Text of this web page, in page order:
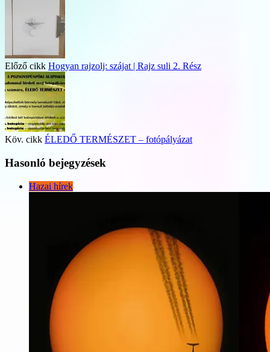
Előző cikk Hogyan rajzolj: szájat | Rajz suli 2. Rész
Köv. cikk ÉLEDŐ TERMÉSZET – fotópályázat
Hasonló bejegyzések
Hazai hírek